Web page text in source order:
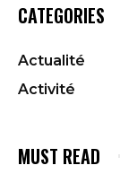
CATEGORIES
Actualité
Activité
MUST READ